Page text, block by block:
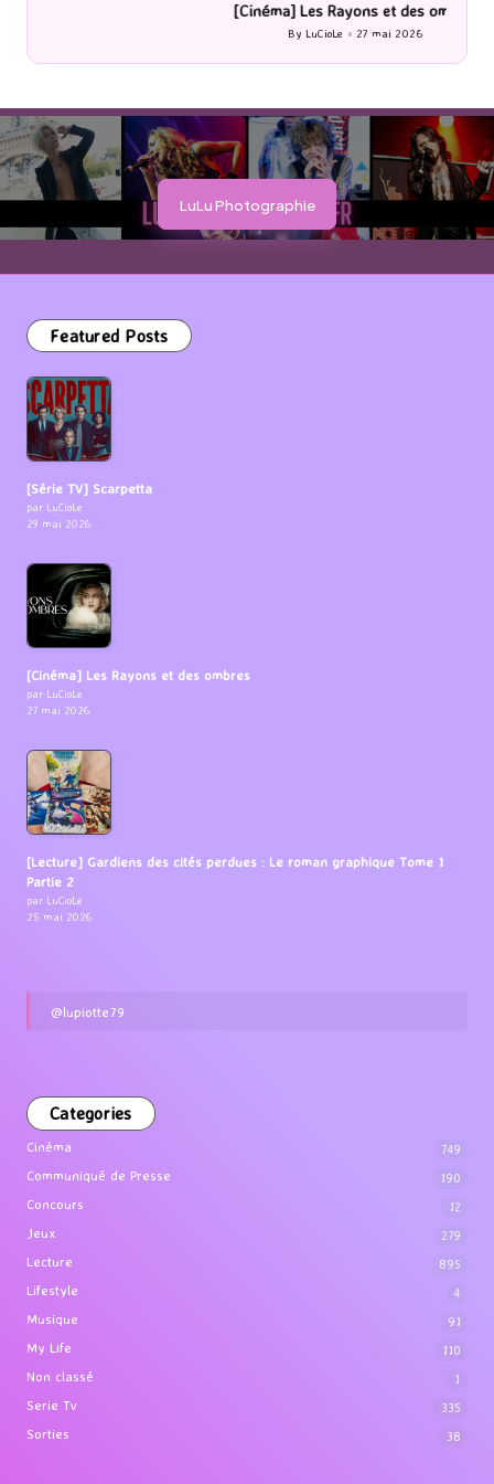
[Cinéma] Les Rayons et des ombres
by
27 mai 2026
LuLu Photographie
Featured Posts
[Série TV] Scarpetta
par LuCioLe
29 mai 2026
[Cinéma] Les Rayons et des ombres
par LuCioLe
27 mai 2026
[Lecture] Gardiens des cités perdues : Le roman graphique Tome 1
Partie 2
par LuCioLe
25 mai 2026
@lupiotte79
Categories
Cinéma 749
Communiqué de Presse 190
Concours 12
Jeux 279
Lecture 895
Lifestyle 4
Musique 91
My Life 110
Non classé 1
Serie Tv 335
Sorties 38